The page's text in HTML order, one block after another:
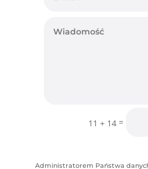
11 + 14 =
Administratorem Państwa